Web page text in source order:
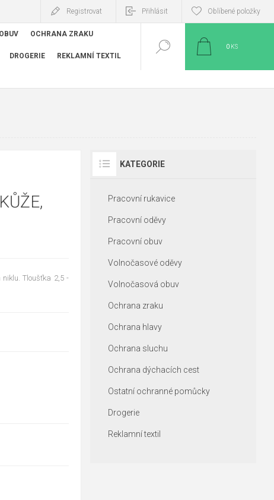
Registrovat Přihlásit Oblíbené položky
OCHRANA ZRAKU
DROGERIE REKLAMNÍ TEXTIL
0 KS
niklu. Tloušťka 2,5 -
KATEGORIE
Pracovní rukavice
Pracovní oděvy
Pracovní obuv
Volnočasové oděvy
Volnočasová obuv
Ochrana zraku
Ochrana hlavy
Ochrana sluchu
Ochrana dýchacích cest
Ostatní ochranné pomůcky
Drogerie
Reklamní textil